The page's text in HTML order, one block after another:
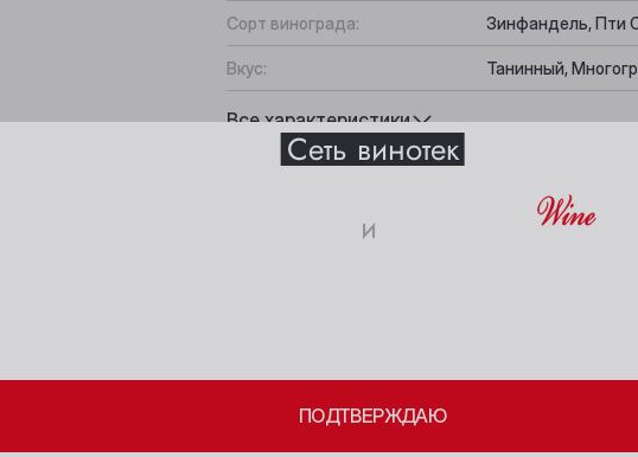
Сорт винограда: Зинфандель, Пти
Вкус: Танинный,
Все характеристики
Подходит к:
Выберите ваш город
Прокопьевск
Сеть винотек
и
ПОДТВЕРЖДАЮ